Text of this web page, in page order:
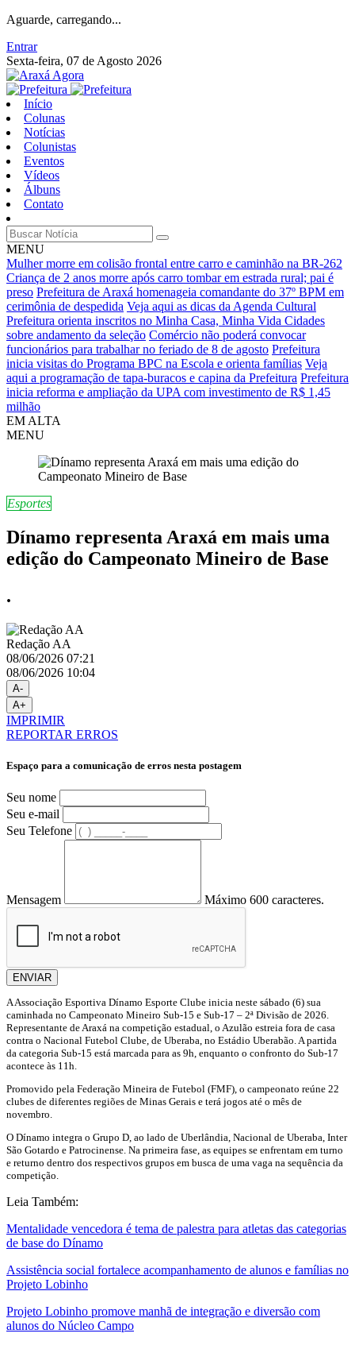
Aguarde, carregando...
Entrar
Sexta-feira, 07 de Agosto 2026
Início
Colunas
Notícias
Colunistas
Eventos
Vídeos
Álbuns
Contato
MENU
Mulher morre em colisão frontal entre carro e caminhão na BR-262
Criança de 2 anos morre após carro tombar em estrada rural; pai é
preso Prefeitura de Araxá homenageia comandante do 37º BPM em
cerimônia de despedida Veja aqui as dicas da Agenda Cultural
Prefeitura orienta inscritos no Minha Casa, Minha Vida Cidades
sobre andamento da seleção Comércio não poderá convocar
funcionários para trabalhar no feriado de 8 de agosto Prefeitura
inicia visitas do Programa BPC na Escola e orienta famílias Veja
aqui a programação de tapa-buracos e capina da Prefeitura Prefeitura
inicia reforma e ampliação da UPA com investimento de R$ 1,45
milhão
EM ALTA
MENU
Esportes
Dínamo representa Araxá em mais uma
edição do Campeonato Mineiro de Base
.
Redação AA
08/06/2026 07:21
08/06/2026 10:04
A-
A+
IMPRIMIR
REPORTAR ERROS
Espaço para a comunicação de erros nesta postagem
Seu nome
Seu e-mail
Seu Telefone
Mensagem Máximo 600 caracteres.
ENVIAR
A Associação Esportiva Dínamo Esporte Clube inicia neste sábado (6) sua
caminhada no Campeonato Mineiro Sub-15 e Sub-17 – 2ª Divisão de 2026.
Representante de Araxá na competição estadual, o Azulão estreia fora de casa
contra o Nacional Futebol Clube, de Uberaba, no Estádio Uberabão. A partida
da categoria Sub-15 está marcada para as 9h, enquanto o confronto do Sub-17
acontece às 11h.
Promovido pela Federação Mineira de Futebol (FMF), o campeonato reúne 22
clubes de diferentes regiões de Minas Gerais e terá jogos até o mês de
novembro.
O Dínamo integra o Grupo D, ao lado de Uberlândia, Nacional de Uberaba, Inter
São Gotardo e Patrocinense. Na primeira fase, as equipes se enfrentam em turno
e returno dentro dos respectivos grupos em busca de uma vaga na sequência da
competição.
Leia Também:
Mentalidade vencedora é tema de palestra para atletas das categorias
de base do Dínamo
Assistência social fortalece acompanhamento de alunos e famílias no
Projeto Lobinho
Projeto Lobinho promove manhã de integração e diversão com
alunos do Núcleo Campo